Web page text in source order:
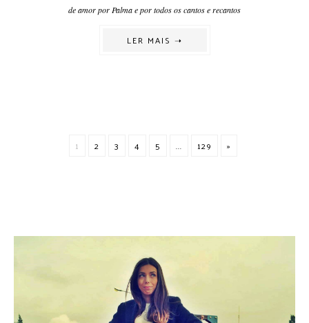
de amor por Palma e por todos os cantos e recantos
LER MAIS ➝
1 2 3 4 5 ... 129 »